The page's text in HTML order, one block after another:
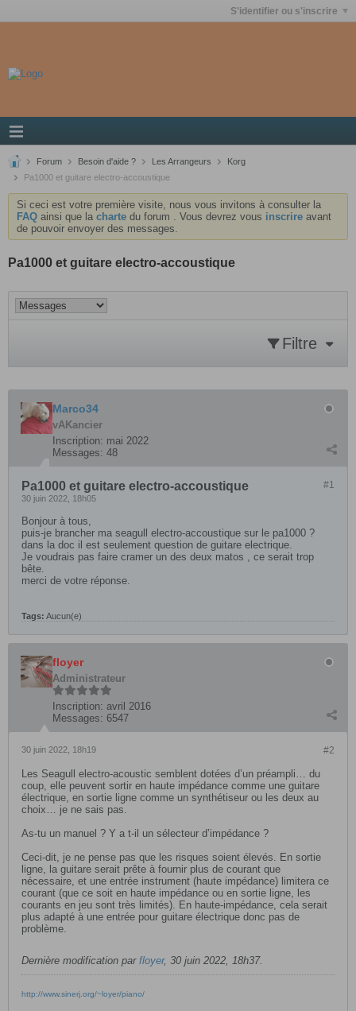
S'identifier ou s'inscrire
Forum Besoin d'aide ? Les Arrangeurs
Korg
Pa1000 et guitare electro-accoustique
Si ceci est votre première visite, nous vous invitons à consulter la
FAQ ainsi que la charte du forum . Vous devrez vous inscrire avant
de pouvoir envoyer des messages.
Pa1000 et guitare electro-accoustique
Filtre
Marco34
vAKancier
Inscription: mai 2022
Messages: 48
#1
Pa1000 et guitare electro-accoustique
30 juin 2022, 18h05
Bonjour à tous,
puis-je brancher ma seagull electro-accoustique sur le pa1000 ?
dans la doc il est seulement question de guitare electrique.
Je voudrais pas faire cramer un des deux matos , ce serait trop
bête.
merci de votre réponse.
Tags: Aucun(e)
floyer
Administrateur
Inscription: avril 2016
Messages: 6547
#2
30 juin 2022, 18h19
Les Seagull electro-acoustic semblent dotées d’un préampli… du
coup, elle peuvent sortir en haute impédance comme une guitare
électrique, en sortie ligne comme un synthétiseur ou les deux au
choix… je ne sais pas.
As-tu un manuel ? Y a t-il un sélecteur d’impédance ?
Ceci-dit, je ne pense pas que les risques soient élevés. En sortie
ligne, la guitare serait prête à fournir plus de courant que
nécessaire, et une entrée instrument (haute impédance) limitera ce
courant (que ce soit en haute impédance ou en sortie ligne, les
courants en jeu sont très limités). En haute-impédance, cela serait
plus adapté à une entrée pour guitare électrique donc pas de
problème.
Dernière modification par floyer, 30 juin 2022, 18h37.
http://www.sinerj.org/~loyer/piano/